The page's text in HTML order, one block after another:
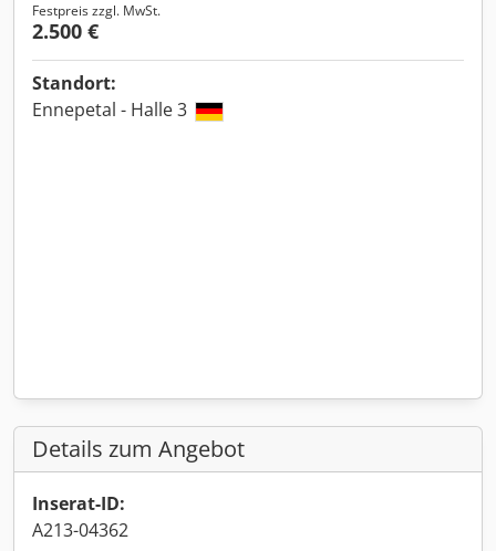
Festpreis zzgl. MwSt.
2.500 €
Standort:
Ennepetal - Halle 3
Details zum Angebot
Inserat-ID:
A213-04362